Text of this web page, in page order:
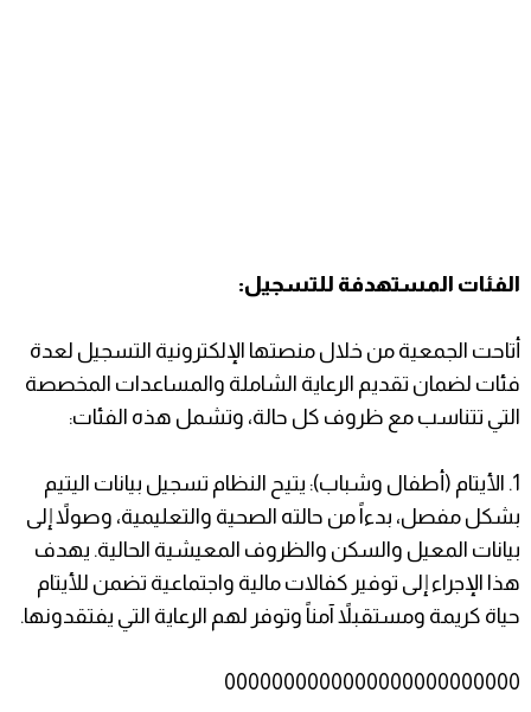
​الفئات المستهدفة للتسجيل:
أتاحت الجمعية من خلال منصتها الإلكترونية التسجيل لعدة
فئات لضمان تقديم الرعاية الشاملة والمساعدات المخصصة
التي تتناسب مع ظروف كل حالة، وتشمل هذه الفئات:
1. ​الأيتام (أطفال وشباب): يتيح النظام تسجيل بيانات اليتيم
بشكل مفصل، بدءاً من حالته الصحية والتعليمية، وصولاً إلى
بيانات المعيل والسكن والظروف المعيشية الحالية. يهدف
هذا الإجراء إلى توفير كفالات مالية واجتماعية تضمن للأيتام
حياة كريمة ومستقبلاً آمناً وتوفر لهم الرعاية التي يفتقدونها.
0000000000000000000000000